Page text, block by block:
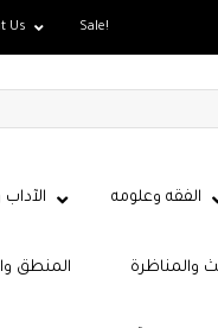
Us Sale!
الفقه وعلومه الآداب
المنطق والمناظرة